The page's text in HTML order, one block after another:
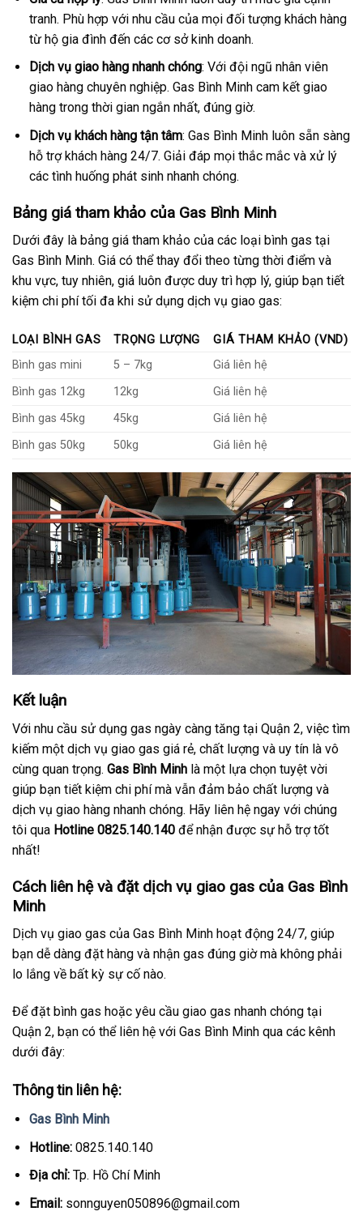
tranh. Phù hợp với nhu cầu của mọi đối tượng khách hàng
từ hộ gia đình đến các cơ sở kinh doanh.
Dịch vụ giao hàng nhanh chóng: Với đội ngũ nhân viên
giao hàng chuyên nghiệp. Gas Bình Minh cam kết giao
hàng trong thời gian ngắn nhất, đúng giờ.
Dịch vụ khách hàng tận tâm: Gas Bình Minh luôn sẵn sàng
hỗ trợ khách hàng 24/7. Giải đáp mọi thắc mắc và xử lý
các tình huống phát sinh nhanh chóng.
Bảng giá tham khảo của Gas Bình Minh
Dưới đây là bảng giá tham khảo của các loại bình gas tại
Gas Bình Minh. Giá có thể thay đổi theo từng thời điểm và
khu vực, tuy nhiên, giá luôn được duy trì hợp lý, giúp bạn tiết
kiệm chi phí tối đa khi sử dụng dịch vụ giao gas:
LOẠI BÌNH GAS TRỌNG LƯỢNG
GIÁ THAM KHẢO (VND)
Bình gas mini
5 – 7kg
Giá liên hệ
Bình gas 12kg
12kg
Giá liên hệ
Bình gas 45kg
45kg
Giá liên hệ
Bình gas 50kg
50kg Giá liên hệ
Kết luận
Với nhu cầu sử dụng gas ngày càng tăng tại Quận 2, việc tìm
kiếm một dịch vụ giao gas giá rẻ, chất lượng và uy tín là vô
cùng quan trọng. Gas Bình Minh là một lựa chọn tuyệt vời
giúp bạn tiết kiệm chi phí mà vẫn đảm bảo chất lượng và
dịch vụ giao hàng nhanh chóng. Hãy liên hệ ngay với chúng
tôi qua Hotline 0825.140.140 để nhận được sự hỗ trợ tốt
nhất!
Cách liên hệ và đặt dịch vụ giao gas của Gas Bình
Minh
Dịch vụ giao gas của Gas Bình Minh hoạt động 24/7, giúp
bạn dễ dàng đặt hàng và nhận gas đúng giờ mà không phải
lo lắng về bất kỳ sự cố nào.
Để đặt bình gas hoặc yêu cầu giao gas nhanh chóng tại
Quận 2, bạn có thể liên hệ với Gas Bình Minh qua các kênh
dưới đây:
Thông tin liên hệ:
Gas Bình Minh
Hotline:0825.140.140
Địa chỉ:Tp. Hồ Chí Minh
Email:sonnguyen050896@gmail.com